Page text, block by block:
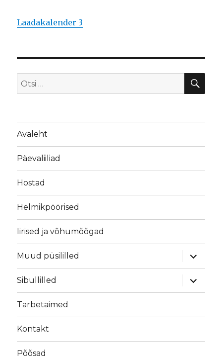
Laadakalender 3
Otsi:
Avaleht
Päevaliiliad
Hostad
Helmikpöörised
Iirised ja võhumõõgad
Muud püsililled
laienda
Sibullilled
laienda
Tarbetaimed
Kontakt
Põõsad